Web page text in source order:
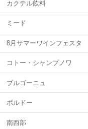
カクテル飲料
ミード
8月サマーワインフェスタ
コトー・シャンプノワ
ブルゴーニュ
ボルドー
南西部